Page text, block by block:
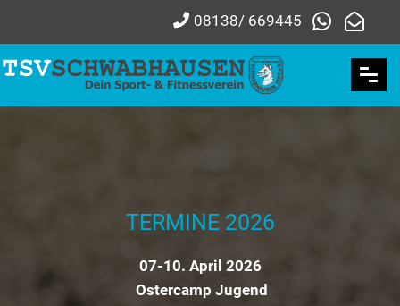
08138/ 669445
TERMINE 2026
07-10. April 2026
Ostercamp Jugend